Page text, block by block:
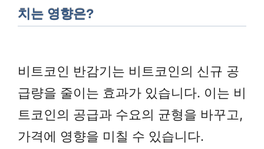
치는 영향은?
비트코인 반감기는 비트코인의 신규 공
급량을 줄이는 효과가 있습니다. 이는 비
트코인의 공급과 수요의 균형을 바꾸고,
가격에 영향을 미칠 수 있습니다.